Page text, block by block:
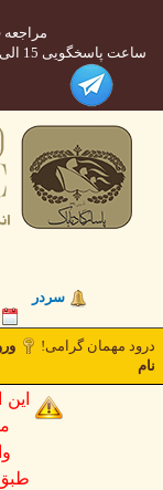
مراجعه فقط با
پاسخگویی 15 الی 20
سردر
مهمان گرامی!
ورود
این
مورد
طبق